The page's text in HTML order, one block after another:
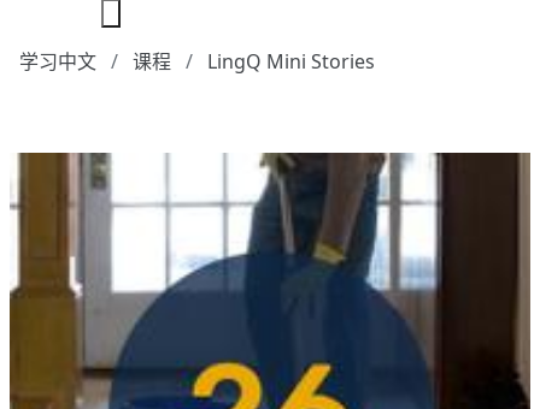
学习中文 课程 LingQ Mini Stories